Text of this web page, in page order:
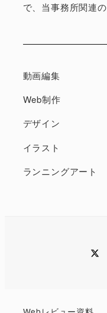
で、当事務所関連
動画編集
Web制作
デザイン
イラスト
ランニングアート